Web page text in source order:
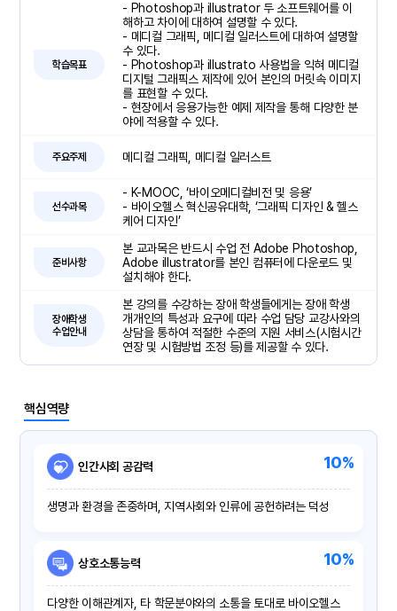
학습목표
- Photoshop과 illustrator 두 소프트웨어를 이
해하고 차이에 대하여 설명할 수 있다.
- 메디컬 그래픽, 메디컬 일러스트에 대하여 설명할
수 있다.
- Photoshop과 illustrato 사용법을 익혀 메디컬
디지털 그래픽스 제작에 있어 본인의 머릿속 이미지
를 표현할 수 있다.
- 현장에서 응용가능한 예제 제작을 통해 다양한 분
야에 적용할 수 있다.
주요주제 메디컬 그래픽, 메디컬 일러스트
선수과목
- K-MOOC, ‘바이오메디컬비전 및 응용’
- 바이오헬스 혁신공유대학, ‘그래픽 디자인 & 헬스
케어 디자인’
준비사항
본 교과목은 반드시 수업 전 Adobe Photoshop,
Adobe illustrator를 본인 컴퓨터에 다운로드 및
설치해야 한다.
장애학생
수업안내
본 강의를 수강하는 장애 학생들에게는 장애 학생
개개인의 특성과 요구에 따라 수업 담당 교강사와의
상담을 통하여 적절한 수준의 지원 서비스(시험시간
연장 및 시험방법 조정 등)를 제공할 수 있다.
핵심역량
인간사회 공감력
생명과 환경을 존중하며, 지역사회와 인류에 공헌하려는 덕성
10%
상호소통능력
다양한 이해관계자, 타 학문분야와의 소통을 토대로 바이오헬스
10%